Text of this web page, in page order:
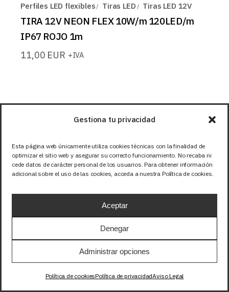
Gestiona tu privacidad
Esta página web únicamente utiliza cookies técnicas con la finalidad de
optimizar el sitio web y asegurar su correcto funcionamiento. No recaba ni
cede datos de carácter personal de los usuarios. Para obtener información
adicional sobre el uso de las cookies, acceda a nuestra Política de cookies.
Aceptar
Denegar
Administrar opciones
Política de cookiesPolítica de privacidadAviso Legal
Perfiles LED flexibles Tiras LED Tiras LED 12V
TIRA 12V NEON FLEX 10W/m 120LED/m
IP67 ROJO 1m
11,00 EUR +IVA